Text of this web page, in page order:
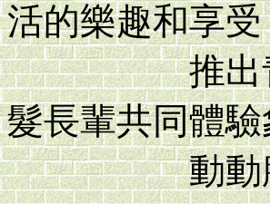
活的樂趣和享
推出青銀同
髮長輩共同體
動動腦讓身